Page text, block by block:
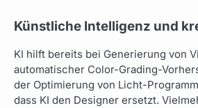
Künstliche Intelligenz und
KI hilft bereits bei Generierung von
automatischer Color-Grading-
der Optimierung von Licht-
dass KI den Designer ersetzt.